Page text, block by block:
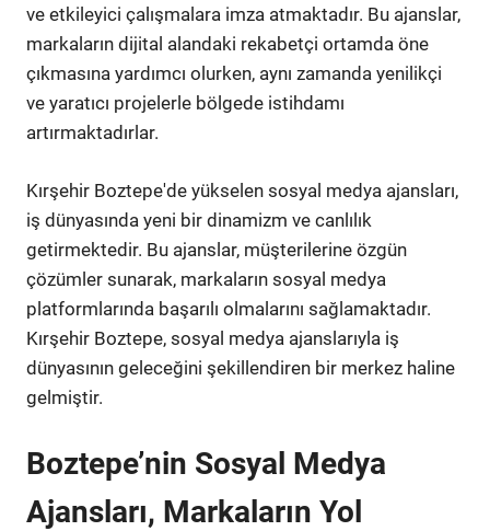
ve etkileyici çalışmalara imza atmaktadır. Bu ajanslar,
markaların dijital alandaki rekabetçi ortamda öne
çıkmasına yardımcı olurken, aynı zamanda yenilikçi
ve yaratıcı projelerle bölgede istihdamı
artırmaktadırlar.
Kırşehir Boztepe'de yükselen sosyal medya ajansları,
iş dünyasında yeni bir dinamizm ve canlılık
getirmektedir. Bu ajanslar, müşterilerine özgün
çözümler sunarak, markaların sosyal medya
platformlarında başarılı olmalarını sağlamaktadır.
Kırşehir Boztepe, sosyal medya ajanslarıyla iş
dünyasının geleceğini şekillendiren bir merkez haline
gelmiştir.
Boztepe’nin Sosyal Medya
Ajansları, Markaların Yol